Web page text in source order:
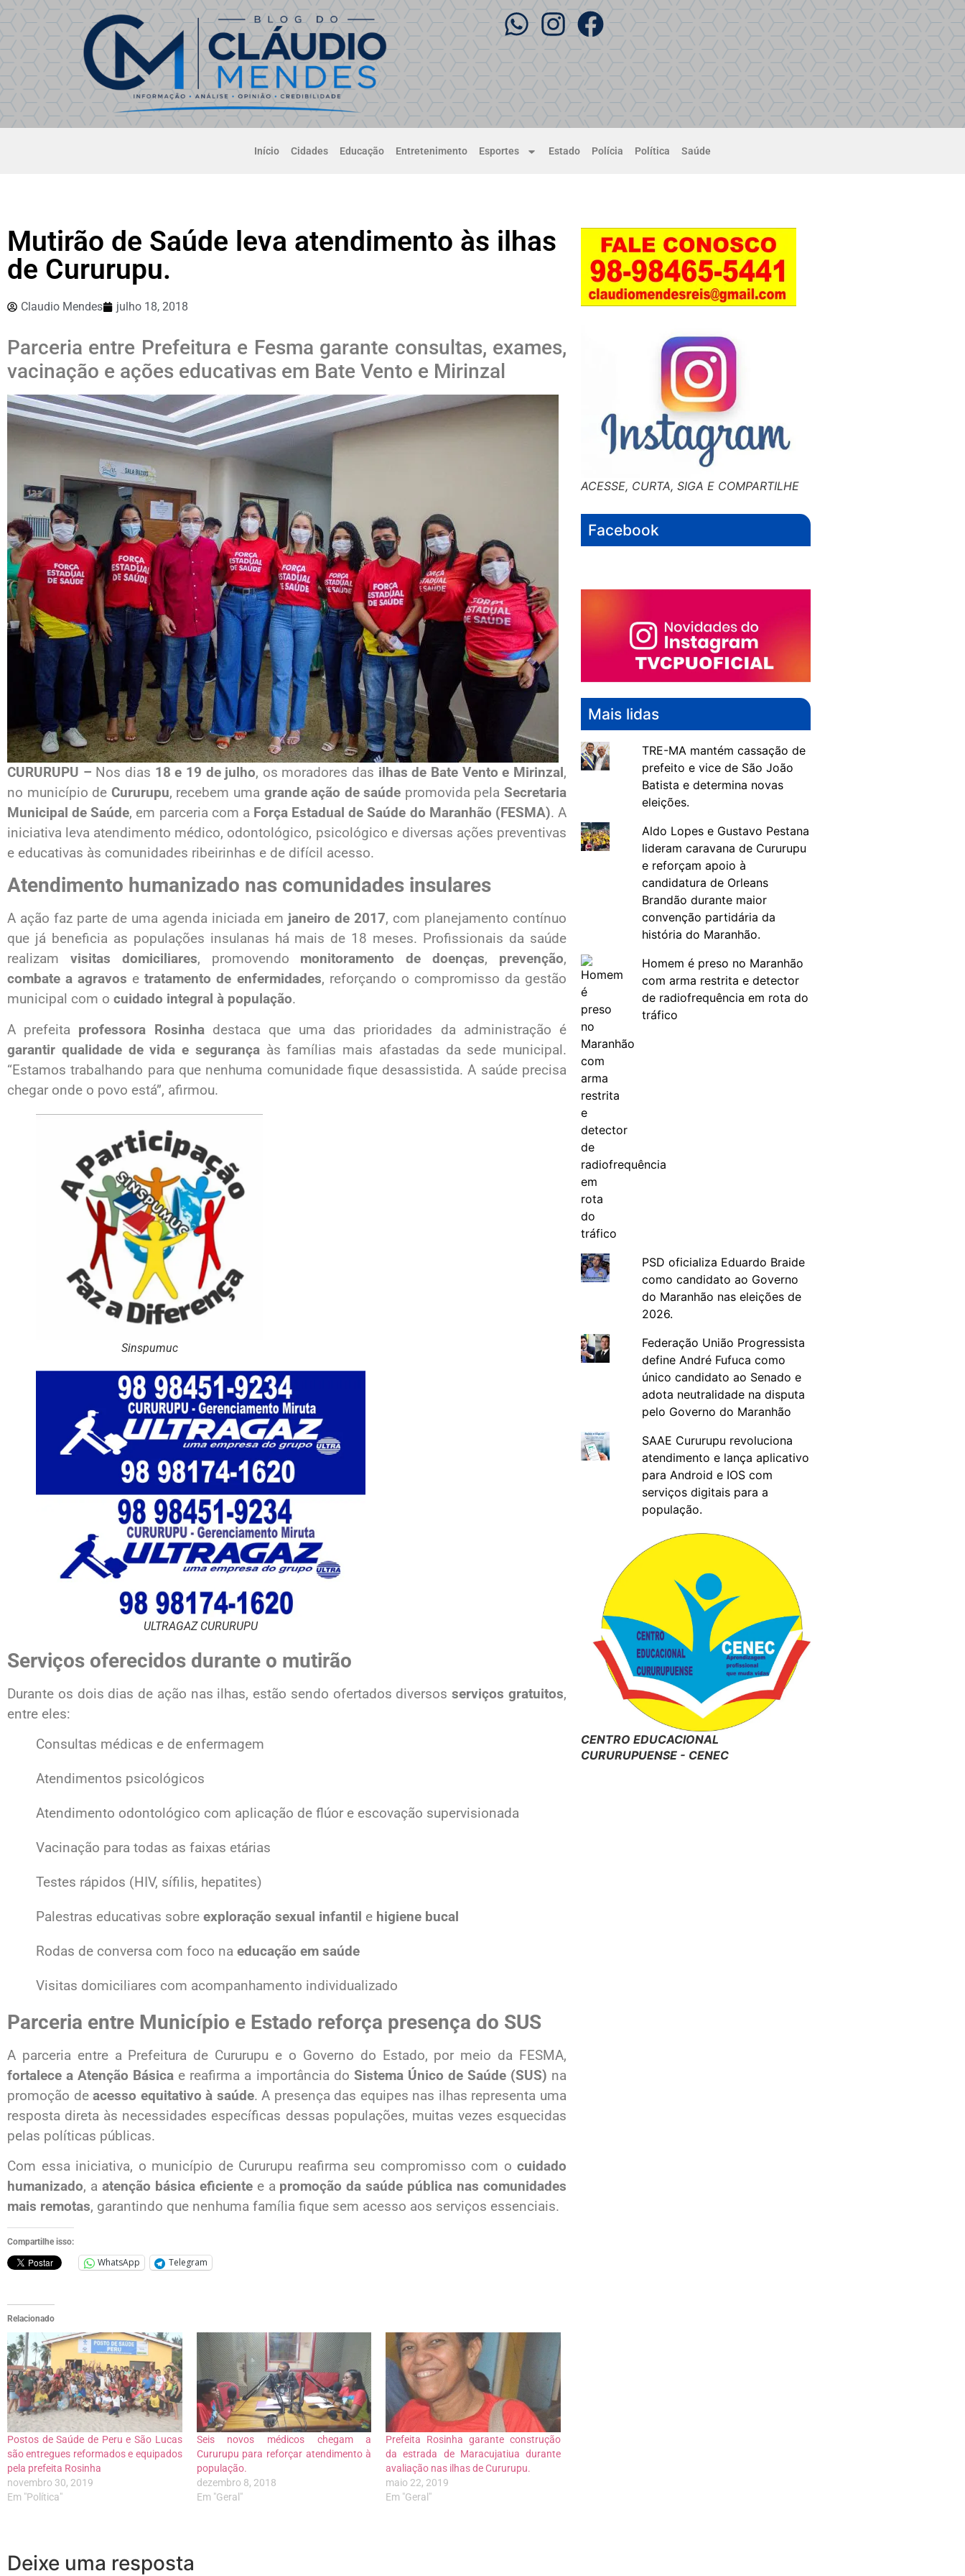
Início Cidades Educação Entretenimento Esportes Estado Polícia Política Saúde
Mutirão de Saúde leva atendimento às ilhas
de Cururupu.
Claudio Mendes julho 18, 2018
Parceria entre Prefeitura e Fesma garante consultas, exames,
vacinação e ações educativas em Bate Vento e Mirinzal
CURURUPU – Nos dias 18 e 19 de julho, os moradores das ilhas de Bate Vento e Mirinzal,
no município de Cururupu, recebem uma grande ação de saúde promovida pela Secretaria
Municipal de Saúde, em parceria com a Força Estadual de Saúde do Maranhão (FESMA). A
iniciativa leva atendimento médico, odontológico, psicológico e diversas ações preventivas
e educativas às comunidades ribeirinhas e de difícil acesso.
Atendimento humanizado nas comunidades insulares
A ação faz parte de uma agenda iniciada em janeiro de 2017, com planejamento contínuo
que já beneficia as populações insulanas há mais de 18 meses. Profissionais da saúde
realizam visitas domiciliares, promovendo monitoramento de doenças, prevenção,
combate a agravos etratamento de enfermidades, reforçando o compromisso da gestão
municipal com o cuidado integral à população.
A prefeita professora Rosinhadestaca que uma das prioridades da administração é
garantir qualidade de vida e segurançaàs famílias mais afastadas da sede municipal.
“Estamos trabalhando para que nenhuma comunidade fique desassistida. A saúde precisa
chegar onde o povo está”, afirmou.
Sinspumuc
ULTRAGAZ CURURUPU
Serviços oferecidos durante o mutirão
Durante os dois dias de ação nas ilhas, estão sendo ofertados diversosserviços gratuitos,
entre eles:
Consultas médicas e de enfermagem
Atendimentos psicológicos
Atendimento odontológico com aplicação de flúor e escovação supervisionada
Vacinação para todas as faixas etárias
Testes rápidos (HIV, sífilis, hepatites)
Palestras educativas sobre exploração sexual infantil e higiene bucal
Rodas de conversa com foco na educação em saúde
Visitas domiciliares com acompanhamento individualizado
Parceria entre Município e Estado reforça presença do SUS
A parceria entre a Prefeitura de Cururupu e o Governo do Estado, por meio da FESMA,
fortalece a Atenção Básica e reafirma a importância do Sistema Único de Saúde (SUS) na
promoção deacesso equitativo à saúde. A presença das equipes nas ilhas representa uma
resposta direta às necessidades específicas dessas populações, muitas vezes esquecidas
pelas políticas públicas.
Com essa iniciativa, o município de Cururupu reafirma seu compromisso com o cuidado
humanizado, a atenção básica eficientee a promoção da saúde pública nas comunidades
mais remotas, garantindo que nenhuma família fique sem acesso aos serviços essenciais.
Compartilhe isso:
WhatsApp Telegram
Relacionado
Postos de Saúde de Peru e São Lucas
são entregues reformados e equipados
pela prefeita Rosinha
novembro 30, 2019
Em "Política"
Seis novos médicos chegam a
Cururupu para reforçar atendimento à
população.
dezembro 8, 2018
Em "Geral"
Prefeita Rosinha garante construção
da estrada de Maracujatiua durante
avaliação nas ilhas de Cururupu.
maio 22, 2019
Em "Geral"
Deixe uma resposta
ACESSE, CURTA, SIGA E COMPARTILHE
Facebook
Mais lidas
TRE-MA mantém cassação de
prefeito e vice de São João
Batista e determina novas
eleições.
Aldo Lopes e Gustavo Pestana
lideram caravana de Cururupu
e reforçam apoio à
candidatura de Orleans
Brandão durante maior
convenção partidária da
história do Maranhão.
Homem é preso no Maranhão
com arma restrita e detector
de radiofrequência em rota do
tráfico
PSD oficializa Eduardo Braide
como candidato ao Governo
do Maranhão nas eleições de
2026.
Federação União Progressista
define André Fufuca como
único candidato ao Senado e
adota neutralidade na disputa
pelo Governo do Maranhão
SAAE Cururupu revoluciona
atendimento e lança aplicativo
para Android e IOS com
serviços digitais para a
população.
CENTRO EDUCACIONAL
CURURUPUENSE - CENEC